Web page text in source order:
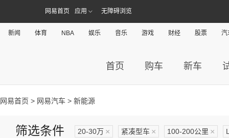
网易首页 应用 无障碍浏览
新闻 体育 NBA 娱乐 音乐 游戏 财经 股票 汽
首页 购车 新车
网易首页 > 网易汽车 > 新能源
筛选条件 20-30万 × 紧凑型车 × 100-200公里 ×